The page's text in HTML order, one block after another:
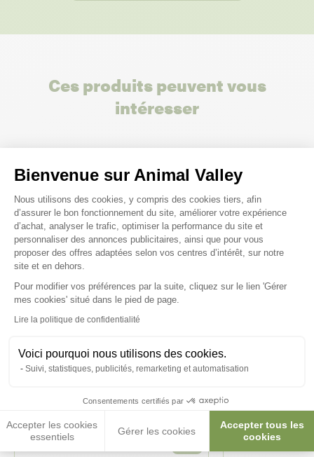
Bienvenue sur Animal Valley
Plateforme de Gestion du
Nous utilisons des cookies, y compris des cookies tiers, afin
d’assurer le bon fonctionnement du site, améliorer votre expérience
d’achat, analyser le trafic, optimiser la performance du site et
personnaliser des annonces publicitaires, ainsi que pour vous
proposer des offres adaptées selon vos centres d’intérêt, sur notre
site et en dehors.
Pour modifier vos préférences par la suite, cliquez sur le lien 'Gérer
mes cookies' situé dans le pied de page.
Lire la politique de confidentialité
Voici pourquoi nous utilisons des cookies.
Suivi, statistiques, publicités, remarketing et automatisation
Consentements certifiés par
Accepter les cookies
essentiels
Gérer les cookies
Accepter tous les
cookies
Axeptio consent
Ces produits peuvent vous
intéresser
Aliment Canaris 1Kg
4,00 €
Pâtée aux œufs
Patee 5kg -
34,95 €